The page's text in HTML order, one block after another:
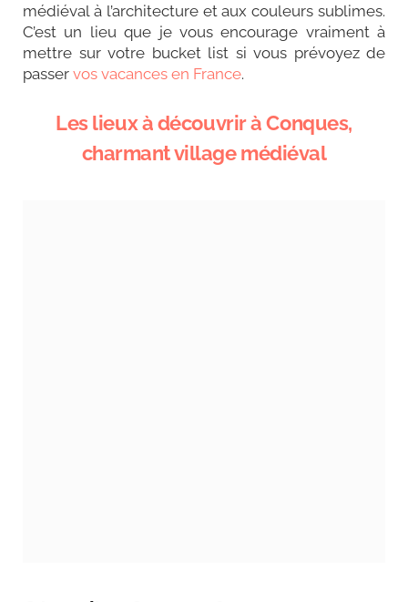
médiéval à l’architecture et aux couleurs sublimes.
C’est un lieu que je vous encourage vraiment à
mettre sur votre bucket list si vous prévoyez de
passer vos vacances en France.
Les lieux à découvrir à Conques,
charmant village médiéval